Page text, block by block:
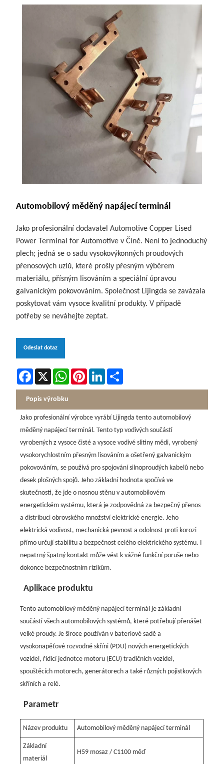
Automobilový měděný napájecí terminál
Jako profesionální dodavatel Automotive Copper Lised
Power Terminal for Automotive v Číně. Není to jednoduchý
plech; jedná se o sadu vysokovýkonných proudových
přenosových uzlů, které prošly přesným výběrem
materiálu, přísným lisováním a speciální úpravou
galvanickým pokovováním. Společnost Lijingda se zavázala
poskytovat vám vysoce kvalitní produkty. V případě
potřeby se neváhejte zeptat.
Odeslat dotaz
Facebook
X WhatsAppPinterestLinkedIn
Popis výrobku
Jako profesionální výrobce vyrábí Lijingda tento automobilový
měděný napájecí terminál. Tento typ vodivých součástí
vyrobených z vysoce čisté a vysoce vodivé slitiny mědi, vyrobený
vysokorychlostním přesným lisováním a ošetřený galvanickým
pokovováním, se používá pro spojování silnoproudých kabelů nebo
desek plošných spojů. Jeho základní hodnota spočívá ve
skutečnosti, že jde o nosnou stěnu v automobilovém
energetickém systému, která je zodpovědná za bezpečný přenos
a distribuci obrovského množství elektrické energie. Jeho
elektrická vodivost, mechanická pevnost a odolnost proti korozi
přímo určují stabilitu a bezpečnost celého elektrického systému. I
nepatrný špatný kontakt může vést k vážné funkční poruše nebo
dokonce bezpečnostním rizikům.
Aplikace produktu
Tento automobilový měděný napájecí terminál je základní
součástí všech automobilových systémů, které potřebují přenášet
velké proudy. Je široce používán v bateriové sadě a
vysokonapěťové rozvodné skříni (PDU) nových energetických
vozidel, řídicí jednotce motoru (ECU) tradičních vozidel,
spouštěcích motorech, generátorech a také různých pojistkových
skříních a relé.
Parametr
Název produktu Automobilový měděný napájecí terminál
Základní
materiál
H59 mosaz / C1100 měď